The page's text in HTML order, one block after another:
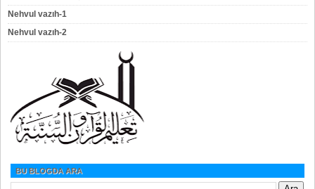
Nehvul vazıh-1
Nehvul vazıh-2
BU BLOGDA ARA